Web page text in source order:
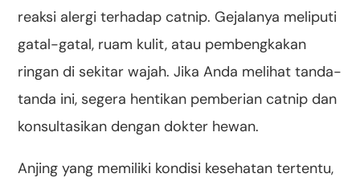
reaksi alergi terhadap catnip. Gejalanya meliputi
gatal-gatal, ruam kulit, atau pembengkakan
ringan di sekitar wajah. Jika Anda melihat tanda-
tanda ini, segera hentikan pemberian catnip dan
konsultasikan dengan dokter hewan.
Anjing yang memiliki kondisi kesehatan tertentu,